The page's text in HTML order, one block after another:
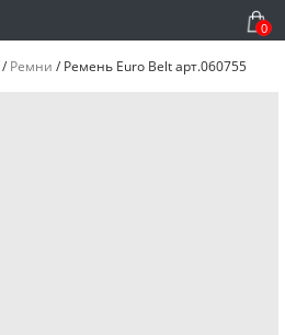
0
/ Ремни / Ремень Euro Belt арт.060755